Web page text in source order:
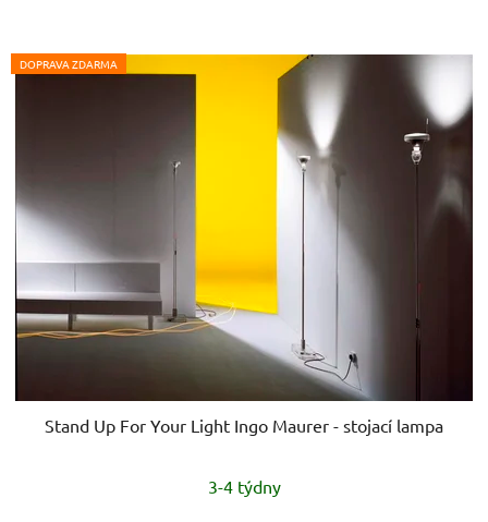
DOPRAVA ZDARMA
Stand Up For Your Light Ingo Maurer - stojací lampa
3-4 týdny